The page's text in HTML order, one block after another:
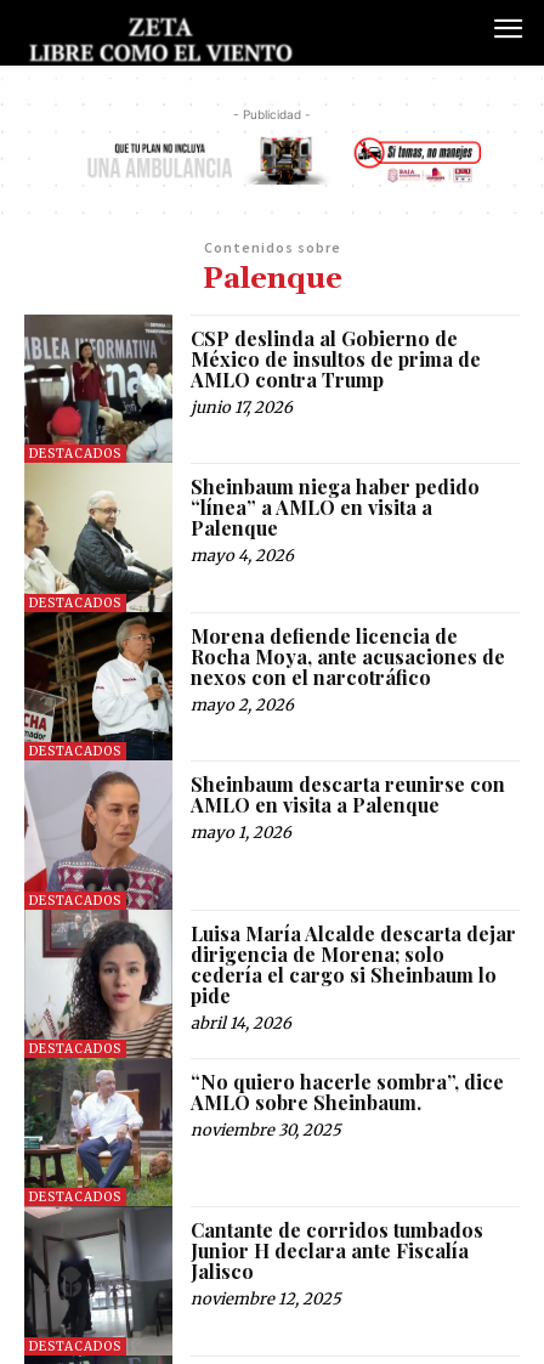
- Publicidad -
Contenidos sobre
Palenque
DESTACADOS
CSP deslinda al Gobierno de
México de insultos de prima de
AMLO contra Trump
junio 17, 2026
DESTACADOS
Sheinbaum niega haber pedido
“línea” a AMLO en visita a
Palenque
mayo 4, 2026
DESTACADOS
Morena defiende licencia de
Rocha Moya, ante acusaciones de
nexos con el narcotráfico
mayo 2, 2026
DESTACADOS
Sheinbaum descarta reunirse con
AMLO en visita a Palenque
mayo 1, 2026
DESTACADOS
Luisa María Alcalde descarta dejar
dirigencia de Morena; solo
cedería el cargo si Sheinbaum lo
pide
abril 14, 2026
DESTACADOS
“No quiero hacerle sombra”, dice
AMLO sobre Sheinbaum.
noviembre 30, 2025
DESTACADOS
Cantante de corridos tumbados
Junior H declara ante Fiscalía
Jalisco
noviembre 12, 2025